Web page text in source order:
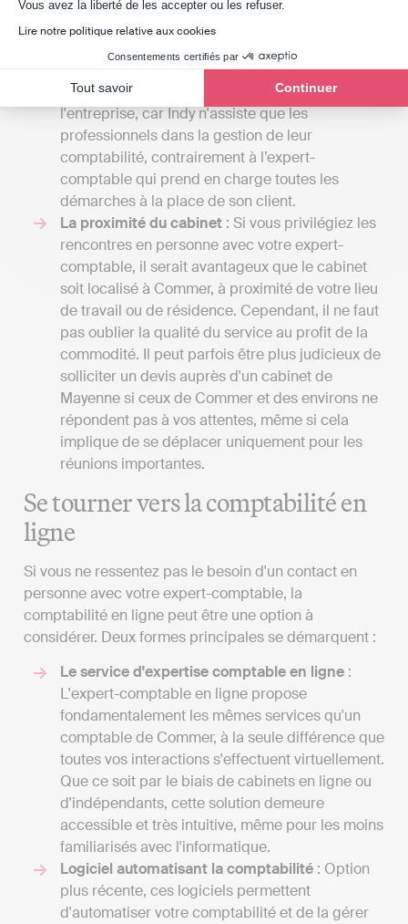
Vous avez la liberté de les accepter ou les refuser.
Lire notre politique relative aux cookies
Consentements certifiés par
Tout savoir Continuer
nécessite une gestion comptable plus
complexe. En revanche, pour une solution en
ligne comme Indy, les coûts se situent entre 240
€ et 588 € / an HT en fonction de la taille de
l'entreprise, car Indy n'assiste que les
professionnels dans la gestion de leur
comptabilité, contrairement à l’expert-
comptable qui prend en charge toutes les
démarches à la place de son client.
La proximité du cabinet : Si vous privilégiez les
rencontres en personne avec votre expert-
comptable, il serait avantageux que le cabinet
soit localisé à Commer, à proximité de votre lieu
de travail ou de résidence. Cependant, il ne faut
pas oublier la qualité du service au profit de la
commodité. Il peut parfois être plus judicieux de
solliciter un devis auprès d'un cabinet de
Mayenne si ceux de Commer et des environs ne
répondent pas à vos attentes, même si cela
implique de se déplacer uniquement pour les
réunions importantes.
Se tourner vers la comptabilité en
ligne
Si vous ne ressentez pas le besoin d'un contact en
personne avec votre expert-comptable, la
comptabilité en ligne peut être une option à
considérer. Deux formes principales se démarquent :
Le service d'expertise comptable en ligne :
L'expert-comptable en ligne propose
fondamentalement les mêmes services qu'un
comptable de Commer, à la seule différence que
toutes vos interactions s'effectuent virtuellement.
Que ce soit par le biais de cabinets en ligne ou
d'indépendants, cette solution demeure
accessible et très intuitive, même pour les moins
familiarisés avec l'informatique.
Logiciel automatisant la comptabilité : Option
plus récente, ces logiciels permettent
d'automatiser votre comptabilité et de la gérer